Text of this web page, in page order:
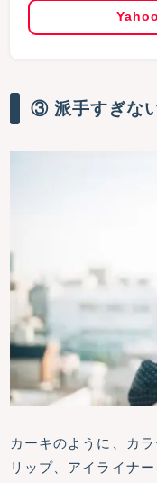
③ 派手すぎな
カーキのように、カ
リップ、アイライナ